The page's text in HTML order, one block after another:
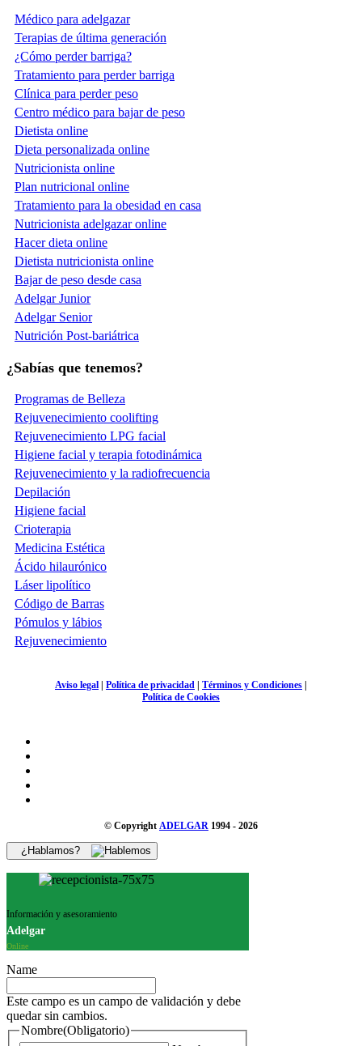
Médico para adelgazar
Terapias de última generación
¿Cómo perder barriga?
Tratamiento para perder barriga
Clínica para perder peso
Centro médico para bajar de peso
Dietista online
Dieta personalizada online
Nutricionista online
Plan nutricional online
Tratamiento para la obesidad en casa
Nutricionista adelgazar online
Hacer dieta online
Dietista nutricionista online
Bajar de peso desde casa
Adelgar Junior
Adelgar Senior
Nutrición Post-bariátrica
¿Sabías que tenemos?
Programas de Belleza
Rejuvenecimiento coolifting
Rejuvenecimiento LPG facial
Higiene facial y terapia fotodinámica
Rejuvenecimiento y la radiofrecuencia
Depilación
Higiene facial
Crioterapia
Medicina Estética
Ácido hilaurónico
Láser lipolítico
Código de Barras
Pómulos y lábios
Rejuvenecimiento
Aviso legal | Política de privacidad | Términos y Condiciones |
Política de Cookies
© Copyright ADELGAR 1994 - 2026
¿Hablamos?
Información y asesoramiento
Adelgar
Online
Name
Este campo es un campo de validación y debe
quedar sin cambios.
Nombre(Obligatorio)